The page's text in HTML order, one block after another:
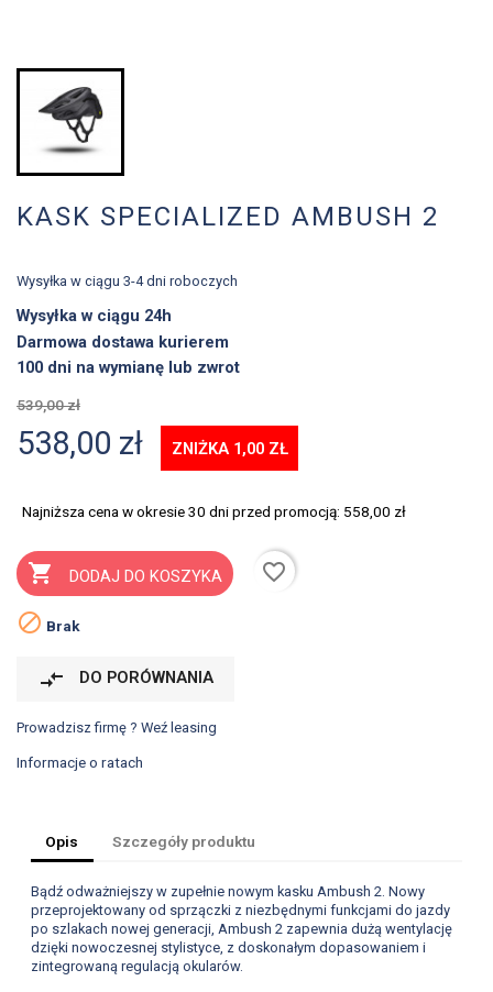
KASK SPECIALIZED AMBUSH 2
Wysyłka w ciągu 3-4 dni roboczych
Wysyłka w ciągu 24h
Darmowa dostawa kurierem
100 dni na wymianę lub zwrot
539,00 zł
538,00 zł ZNIŻKA 1,00 ZŁ
Najniższa cena w okresie 30 dni przed promocją: 558,00 zł
 DODAJ DO KOSZYKA
favorite_border
 Brak
compare_arrows DO PORÓWNANIA
Prowadzisz firmę ? Weź leasing
Informacje o ratach
Opis Szczegóły produktu
Bądź odważniejszy w zupełnie nowym kasku Ambush 2. Nowy
przeprojektowany od sprzączki z niezbędnymi funkcjami do jazdy
po szlakach nowej generacji, Ambush 2 zapewnia dużą wentylację
dzięki nowoczesnej stylistyce, z doskonałym dopasowaniem i
zintegrowaną regulacją okularów.